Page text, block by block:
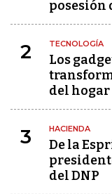
posesión
2 TECNOLOGÍA
Los
del hogar
3 HACIENDA
De la
del DNP